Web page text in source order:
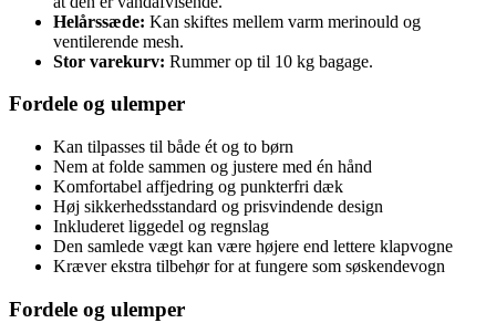
Helårssæde: Kan skiftes mellem varm merinould og
ventilerende mesh.
Stor varekurv: Rummer op til 10 kg bagage.
Fordele og ulemper
Kan tilpasses til både ét og to børn
Nem at folde sammen og justere med én hånd
Komfortabel affjedring og punkterfri dæk
Høj sikkerhedsstandard og prisvindende design
Inkluderet liggedel og regnslag
Den samlede vægt kan være højere end lettere klapvogne
Kræver ekstra tilbehør for at fungere som søskendevogn
Fordele og ulemper